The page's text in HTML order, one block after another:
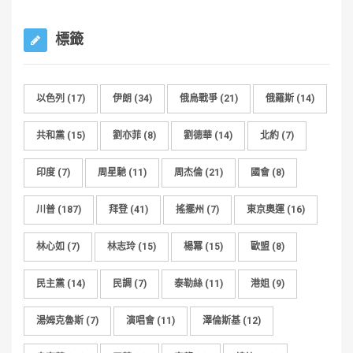
標籤
以色列 (17) 伊朗 (34) 俄烏戰爭 (21) 俄羅斯 (14)
共和黨 (15) 劉亦菲 (8) 劉德華 (14) 北約 (7)
印度 (7) 周星馳 (11) 周杰倫 (21) 國會 (8)
川普 (187) 拜登 (41) 搖擺州 (7) 東京奧運(16)
林心如 (7) 林志玲 (15) 楊冪 (15) 歐盟 (8)
民主黨 (14) 民調 (7) 泰勒絲 (11) 港姐 (9)
湯姆克魯斯 (7) 演唱會 (11) 澤倫斯基 (12)